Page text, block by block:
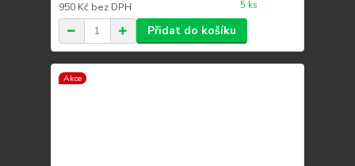
950 Kč bez DPH
5 ks
Přidat do košíku
Akce